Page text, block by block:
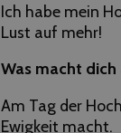
Ich habe mein
Lust auf mehr!
Was macht
Am Tag der
Ewigkeit macht.